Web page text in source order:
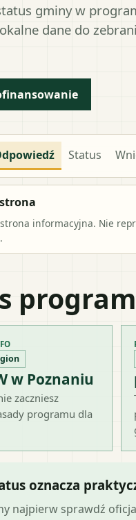
gminy w
dane do
Status
informacyjna. Nie
w Poznaniu
zaczniesz
programu dla
oznacza
najpierw sprawdź